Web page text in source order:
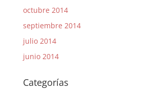
octubre 2014
septiembre 2014
julio 2014
junio 2014
Categorías